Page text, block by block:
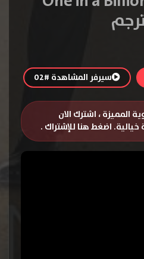
سيرفر المشاهدة #02
المميزة ، اشترك الان
خيالية. اضغط هنا للإشتراك .